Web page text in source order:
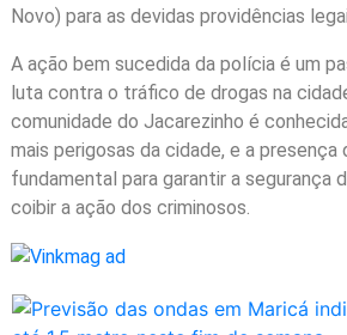
Novo) para as devidas providências
A ação bem sucedida da polícia é um
luta contra o tráfico de drogas na
comunidade do Jacarezinho é
mais perigosas da cidade, e a presença
fundamental para garantir a segurança
coibir a ação dos criminosos.